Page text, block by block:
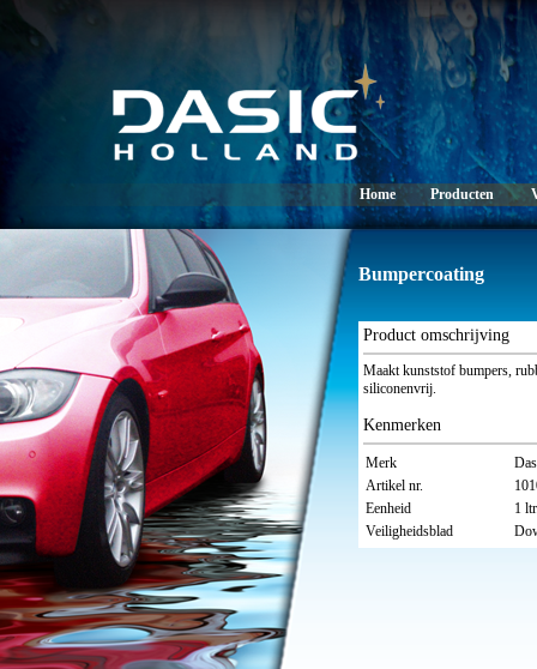
Bumpercoating
Product omschrijving
Maakt kunststof bumpers,
siliconenvrij.
Kenmerken
Merk
Artikel nr.
Eenheid
1
Veiligheidsblad
Home Producten